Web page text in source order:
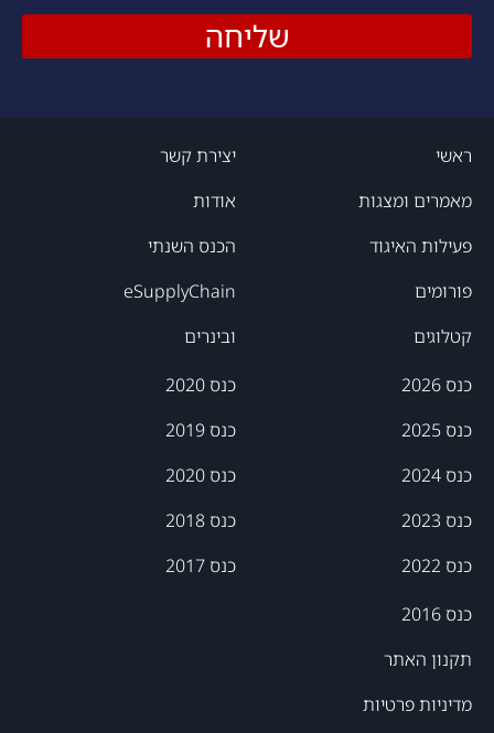
שליחה
ראשי
מאמרים ומצגות
פעילות האיגוד
פורומים
קטלוגים
יצירת קשר
אודות
הכנס השנתי
eSupplyChain
ובינרים
כנס 2026
כנס 2025
כנס 2024
כנס 2023
כנס 2022
כנס 2020
כנס 2019
כנס 2020
כנס 2018
כנס 2017
כנס 2016
תקנון האתר
מדיניות פרטיות